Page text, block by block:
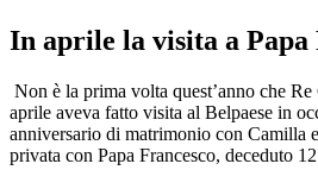
In aprile la visita a Papa
Non è la prima volta quest’anno che
aprile aveva fatto visita al Belpaese in
anniversario di matrimonio con Camilla
privata con Papa Francesco, deceduto